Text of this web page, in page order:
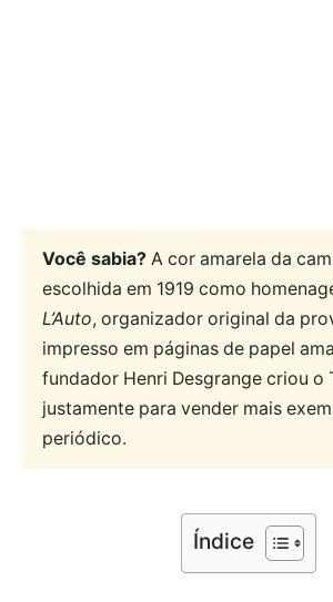
Você sabia?A cor amarela da
escolhida em 1919 como
L’Auto, organizador original da
impresso em páginas de papel
fundador Henri Desgrange criou o
justamente para vender mais
periódico.
Índice